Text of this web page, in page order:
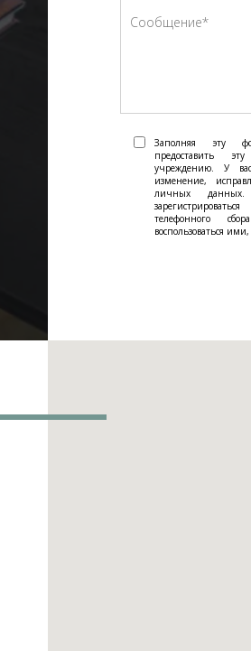
Заполняя эту
предоставить
учреждению. У
изменение,
личных
телефонного
воспользоваться